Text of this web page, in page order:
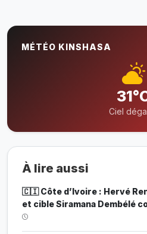
MÉTÉO KINSHASA
Ciel
À lire aussi
🇨🇮 Côte d’Ivoire : Hervé
et cible Siramana Dembélé